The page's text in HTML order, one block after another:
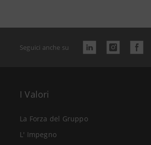
Seguici anche su
I Valori
La Forza del Gruppo
L' Impegno